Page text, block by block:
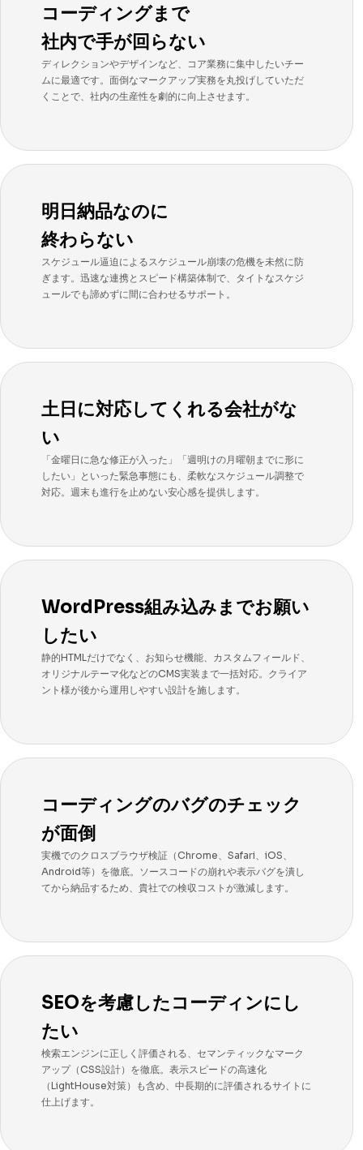
コーディングまで
社内で手が回らない
ディレクションやデザインなど、コア業務に集中したいチー
ムに最適です。面倒なマークアップ実務を丸投げしていただ
くことで、社内の生産性を劇的に向上させます。
明日納品なのに
終わらない
スケジュール逼迫によるスケジュール崩壊の危機を未然に防
ぎます。迅速な連携とスピード構築体制で、タイトなスケジ
ュールでも諦めずに間に合わせるサポート。
土日に対応してくれる会社がな
い
「金曜日に急な修正が入った」「週明けの月曜朝までに形に
したい」といった緊急事態にも、柔軟なスケジュール調整で
対応。週末も進行を止めない安心感を提供します。
WordPress組み込みまでお願い
したい
静的HTMLだけでなく、お知らせ機能、カスタムフィールド、
オリジナルテーマ化などのCMS実装まで一括対応。クライア
ント様が後から運用しやすい設計を施します。
コーディングのバグのチェック
が面倒
実機でのクロスブラウザ検証（Chrome、Safari、iOS、
Android等）を徹底。ソースコードの崩れや表示バグを潰し
てから納品するため、貴社での検収コストが激減します。
SEOを考慮したコーディンにし
たい
検索エンジンに正しく評価される、セマンティックなマーク
アップ（CSS設計）を徹底。表示スピードの高速化
（LightHouse対策）も含め、中長期的に評価されるサイトに
仕上げます。